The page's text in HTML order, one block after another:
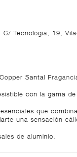
Tecnologia, 19,
Santal
con la gama
que
una sensación
de aluminio.